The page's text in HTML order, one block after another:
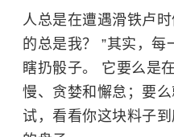
人总是在遭遇滑铁卢
的总是我？ ”其实，每
瞎扔骰子。 它要么是
慢、贪婪和懈怠；要
试，看看你这块料子